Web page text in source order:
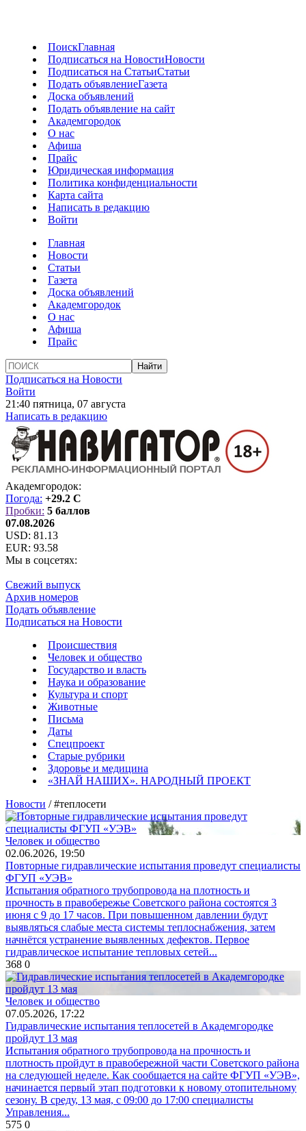
ПоискГлавная
Подписаться на НовостиНовости
Подписаться на СтатьиСтатьи
Подать объявлениеГазета
Доска объявлений
Подать объявление на сайт
Академгородок
О нас
Афиша
Прайс
Юридическая информация
Политика конфиденциальности
Карта сайта
Написать в редакцию
Войти
Главная
Новости
Статьи
Газета
Доска объявлений
Академгородок
О нас
Афиша
Прайс
Подписаться на Новости
Войти
21:40 пятница, 07 августа
Написать в редакцию
Академгородок:
Погода: +29.2 C
Пробки: 5 баллов
07.08.2026
USD: 81.13
EUR: 93.58
Мы в соцсетях:
Свежий выпуск
Архив номеров
Подать объявление
Подписаться на Новости
Происшествия
Человек и общество
Государство и власть
Наука и образование
Культура и спорт
Животные
Письма
Даты
Спецпроект
Старые рубрики
Здоровье и медицина
«ЗНАЙ НАШИХ». НАРОДНЫЙ ПРОЕКТ
Новости / #теплосети
Человек и общество
02.06.2026, 19:50
Повторные гидравлические испытания проведут специалисты
ФГУП «УЭВ»
Испытания обратного трубопровода на плотность и
прочность в правобережье Советского района состоятся 3
июня с 9 до 17 часов. При повышенном давлении будут
выявляться слабые места системы теплоснабжения, затем
начнётся устранение выявленных дефектов. Первое
гидравлическое испытание тепловых сетей...
368 0
Человек и общество
07.05.2026, 17:22
Гидравлические испытания теплосетей в Академгородке
пройдут 13 мая
Испытания обратного трубопровода на прочность и
плотность пройдут в правобережной части Советского района
на следующей неделе. Как сообщается на сайте ФГУП «УЭВ»,
начинается первый этап подготовки к новому отопительному
сезону. В среду, 13 мая, с 09:00 до 17:00 специалисты
Управления...
575 0